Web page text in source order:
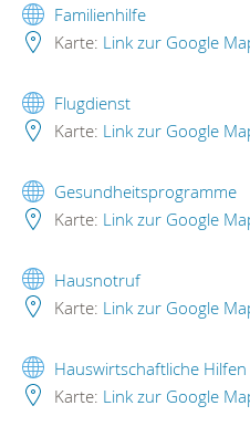
Familienhilfe
Karte: Link zur Google
Flugdienst
Karte: Link zur Google
Gesundheitsprogramme
Karte: Link zur Google
Hausnotruf
Karte: Link zur Google
Hauswirtschaftliche Hilfen
Karte: Link zur Google